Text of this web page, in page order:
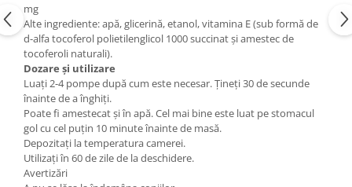
mg
Alte ingrediente: apă, glicerină, etanol, vitamina E (sub formă de
d-alfa tocoferol polietilenglicol 1000 succinat și amestec de
tocoferoli naturali).
Dozare și utilizare
Luați 2-4 pompe după cum este necesar. Țineți 30 de secunde
înainte de a înghiți.
Poate fi amestecat și în apă. Cel mai bine este luat pe stomacul
gol cu ​​cel puțin 10 minute înainte de masă.
Depozitați la temperatura camerei.
Utilizați în 60 de zile de la deschidere.
Avertizări